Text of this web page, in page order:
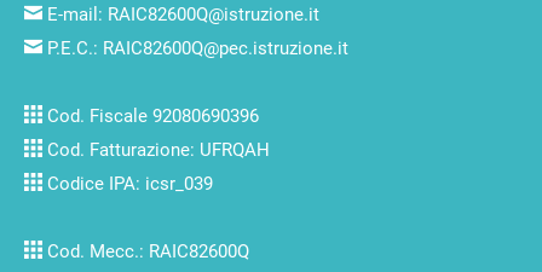
E-mail: RAIC82600Q@istruzione.it
P.E.C.: RAIC82600Q@pec.istruzione.it
Cod. Fiscale 92080690396
Cod. Fatturazione: UFRQAH
Codice IPA: icsr_039
Cod. Mecc.: RAIC82600Q